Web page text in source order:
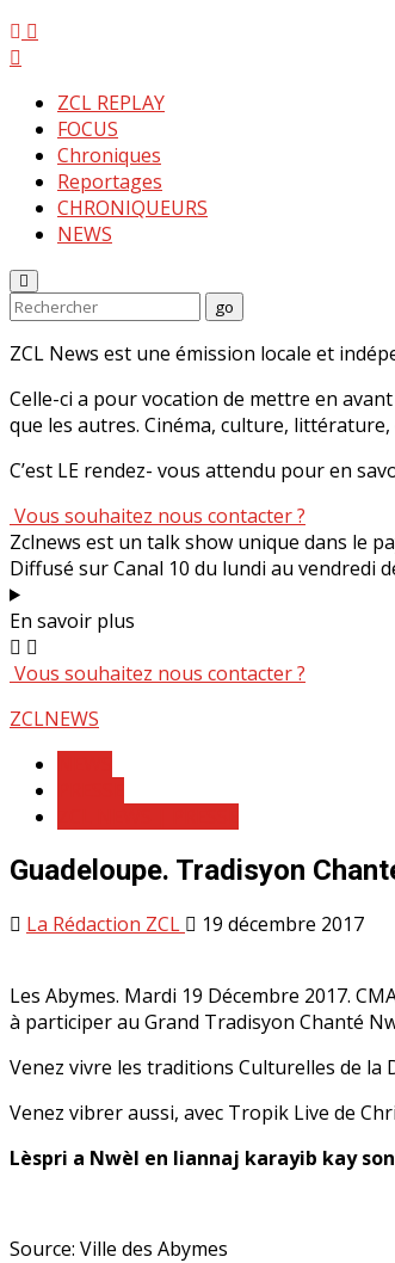
ZCL REPLAY
FOCUS
Chroniques
Reportages
CHRONIQUEURS
NEWS
Enter
Keyword
Search
go
Search
ZCL News est une émission locale et
Celle-ci a pour vocation de mettre en
que les autres. Cinéma, culture,
C’est LE rendez- vous attendu pour en
Vous souhaitez nous contacter ?
Zclnews est un talk show unique dans le
Diffusé sur Canal 10 du lundi au vendredi
En savoir plus
Vous souhaitez nous contacter ?
Skip
content
ZCLNEWS
Guadeloupe. Tradisyon
La Rédaction ZCL 19 décembre 2017
Les Abymes. Mardi 19 Décembre 2017.
à participer au Grand Tradisyon Chanté
Venez vivre les traditions Culturelles de la
Venez vibrer aussi, avec Tropik Live de
Lèspri a Nwèl en liannaj karayib kay
Source: Ville des Abymes